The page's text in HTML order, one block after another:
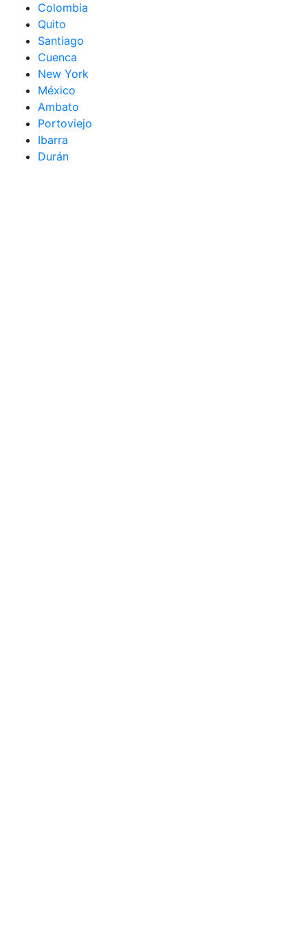
Colombia
Quito
Santiago
Cuenca
New York
México
Ambato
Portoviejo
Ibarra
Durán